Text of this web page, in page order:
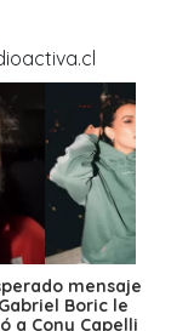
mensaje
Boric le
a Cony Capelli